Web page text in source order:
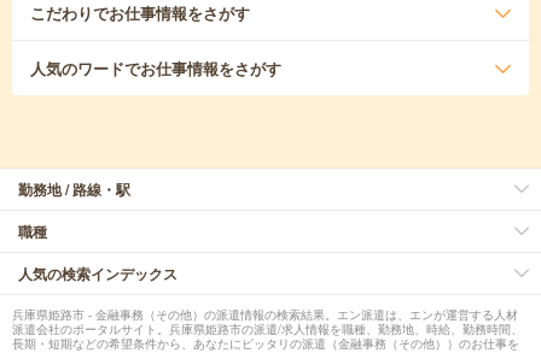
こだわりでお仕事情報をさがす
人気のワードでお仕事情報をさがす
勤務地 / 路線・駅
職種
人気の検索インデックス
兵庫県姫路市 - 金融事務（その他）の派遣情報の検索結果。エン派遣は、エンが運営する人材
派遣会社のポータルサイト。兵庫県姫路市の派遣/求人情報を職種、勤務地、時給、勤務時間、
長期・短期などの希望条件から、あなたにピッタリの派遣（金融事務（その他））のお仕事を